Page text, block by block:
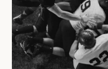
Aline Cruz
06/02/2017 às 6:17 PM
Luciana Santos David
rsrs